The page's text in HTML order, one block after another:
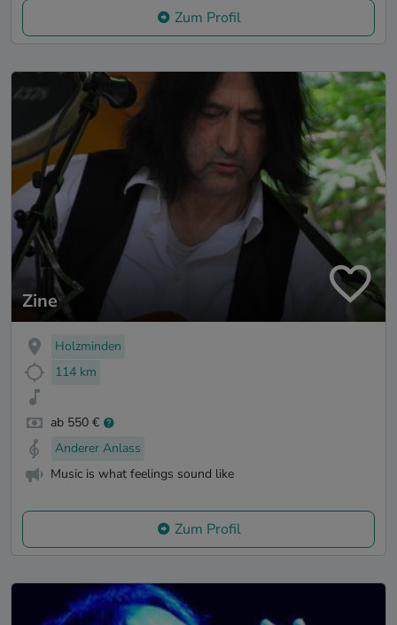
Zum Profil
Zine
Holzminden
114 km
ab 550 €
Anderer Anlass
Music is what feelings sound like
Zum Profil